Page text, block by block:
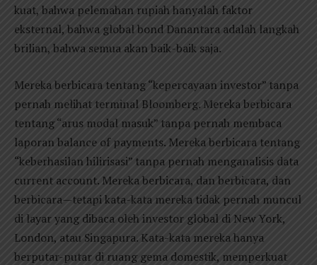
kuat, bahwa pelemahan rupiah hanyalah faktor
eksternal, bahwa global bond Danantara adalah langkah
brilian, bahwa semua akan baik-baik saja.
Mereka berbicara tentang “kepercayaan investor” tanpa
pernah melihat terminal Bloomberg. Mereka berbicara
tentang “arus modal masuk” tanpa pernah membaca
laporan balance of payments. Mereka berbicara tentang
“keberhasilan hilirisasi” tanpa pernah menganalisis data
current account. Mereka berbicara, dan berbicara, dan
berbicara—tetapi kata-kata mereka tidak pernah muncul
di layar yang dibaca oleh investor global di New York,
London, atau Singapura. Kata-kata mereka hanya
berputar-putar di ruang gema domestik, memperkuat